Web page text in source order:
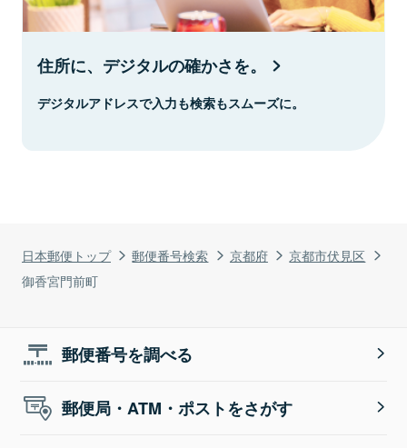
日本郵便トップ 郵便番号検索 京都府
京都市伏見区
御香宮門前町
住所に、デジタルの確かさを。
デジタルアドレスで入力も検索もスムーズに。
郵便番号を調べる
郵便局・ATM・ポストをさがす